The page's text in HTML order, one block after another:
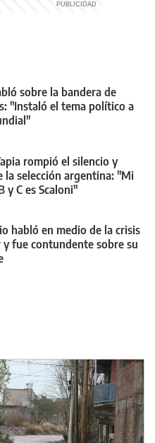
sobre la bandera de
"Instaló el tema político a
rompió el silencio y
la selección argentina: "Mi
y C es Scaloni"
habló en medio de la crisis
y fue contundente sobre su